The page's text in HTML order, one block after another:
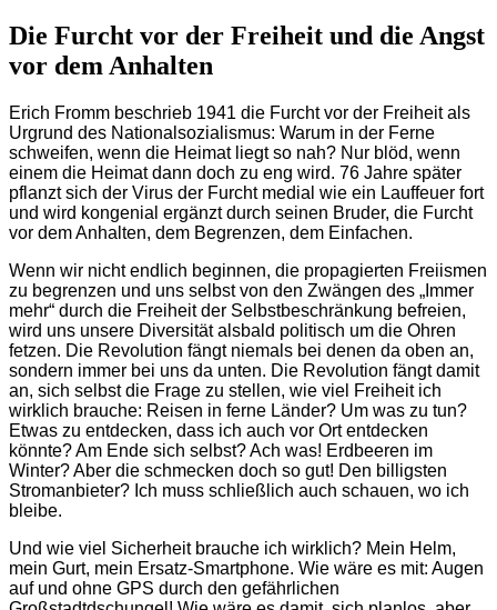
Die Furcht vor der Freiheit und die Angst
vor dem Anhalten
Erich Fromm beschrieb 1941 die Furcht vor der Freiheit als
Urgrund des Nationalsozialismus: Warum in der Ferne
schweifen, wenn die Heimat liegt so nah? Nur blöd, wenn
einem die Heimat dann doch zu eng wird. 76 Jahre später
pflanzt sich der Virus der Furcht medial wie ein Lauffeuer fort
und wird kongenial ergänzt durch seinen Bruder, die Furcht
vor dem Anhalten, dem Begrenzen, dem Einfachen.
Wenn wir nicht endlich beginnen, die propagierten Freiismen
zu begrenzen und uns selbst von den Zwängen des „Immer
mehr“ durch die Freiheit der Selbstbeschränkung befreien,
wird uns unsere Diversität alsbald politisch um die Ohren
fetzen. Die Revolution fängt niemals bei denen da oben an,
sondern immer bei uns da unten. Die Revolution fängt damit
an, sich selbst die Frage zu stellen, wie viel Freiheit ich
wirklich brauche: Reisen in ferne Länder? Um was zu tun?
Etwas zu entdecken, dass ich auch vor Ort entdecken
könnte? Am Ende sich selbst? Ach was! Erdbeeren im
Winter? Aber die schmecken doch so gut! Den billigsten
Stromanbieter? Ich muss schließlich auch schauen, wo ich
bleibe.
Und wie viel Sicherheit brauche ich wirklich? Mein Helm,
mein Gurt, mein Ersatz-Smartphone. Wie wäre es mit: Augen
auf und ohne GPS durch den gefährlichen